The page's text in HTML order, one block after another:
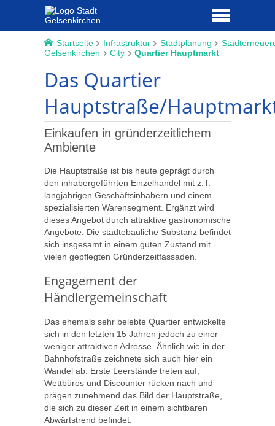
Startseite Infrastruktur Stadtplanung
Gelsenkirchen
City Quartier Hauptmarkt
Das Quartier
Hauptstraße/
Einkaufen in gründerzeitlichem
Ambiente
Die Hauptstraße ist bis heute geprägt durch
den inhabergeführten Einzelhandel mit z.T.
langjährigen Geschäftsinhabern und einem
spezialisierten Warensegment. Ergänzt wird
dieses Angebot durch attraktive gastronomische
Angebote. Die städtebauliche Substanz befindet
sich insgesamt in einem guten Zustand mit
vielen gepflegten Gründerzeitfassaden.
Engagement der
Händlergemeinschaft
Das ehemals sehr belebte Quartier entwickelte
sich in den letzten 15 Jahren jedoch zu einer
weniger attraktiven Adresse. Ähnlich wie in der
Bahnhofstraße zeichnete sich auch hier ein
Wandel ab: Erste Leerstände treten auf,
Wettbüros und Discounter rücken nach und
prägen zunehmend das Bild der Hauptstraße,
die sich zu dieser Zeit in einem sichtbaren
Abwärtstrend befindet.